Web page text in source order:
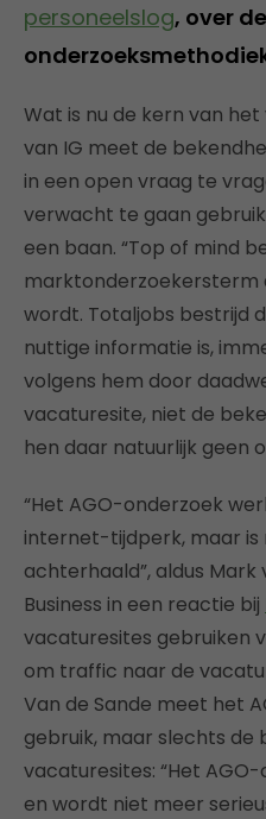
personeelslog, over
Wat is nu de kern van
van IG meet de
in een open vraag te
verwacht te gaan
een baan. “Top of mind
marktonderzoekersterm
wordt. Totaljobs bestrijd
nuttige informatie is,
volgens hem door
vacaturesite, niet de
hen daar natuurlijk geen
“Het AGO-onderzoek
internet-tijdperk, maar is
achterhaald”, aldus Mark
Business in een reactie bij
vacaturesites gebruiken
om traffic naar de
Van de Sande meet het
gebruik, maar slechts de
vacaturesites: “Het
en wordt niet meer